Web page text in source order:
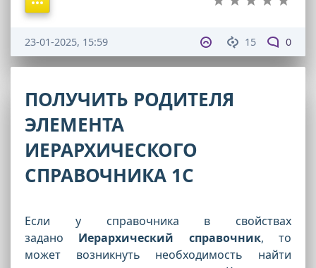
15 0
23-01-2025, 15:59
ПОЛУЧИТЬ РОДИТЕЛЯ
ЭЛЕМЕНТА
ИЕРАРХИЧЕСКОГО
СПРАВОЧНИКА 1С
Если у справочника в свойствах
задано Иерархический справочник, то
может возникнуть необходимость найти